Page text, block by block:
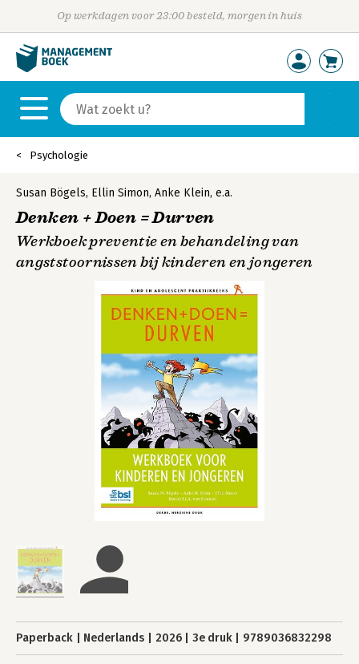
Op werkdagen voor 23:00 besteld, morgen in huis
Psychologie
Susan Bögels, Ellin Simon, Anke Klein, e.a.
Denken + Doen = Durven
Werkboek preventie en behandeling van
angststoornissen bij kinderen en jongeren
Paperback Nederlands 2026 3e druk 9789036832298